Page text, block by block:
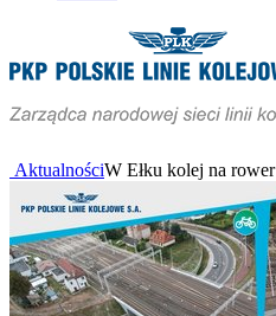
AktualnościW Ełku kolej na rower